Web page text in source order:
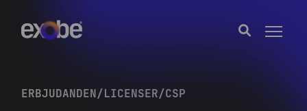
ERBJUDANDEN/LICENSER/CSP